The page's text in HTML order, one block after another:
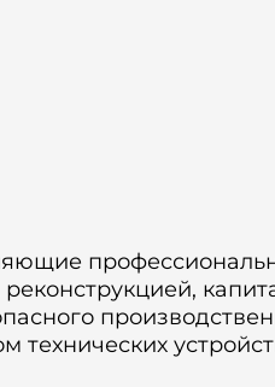
технических